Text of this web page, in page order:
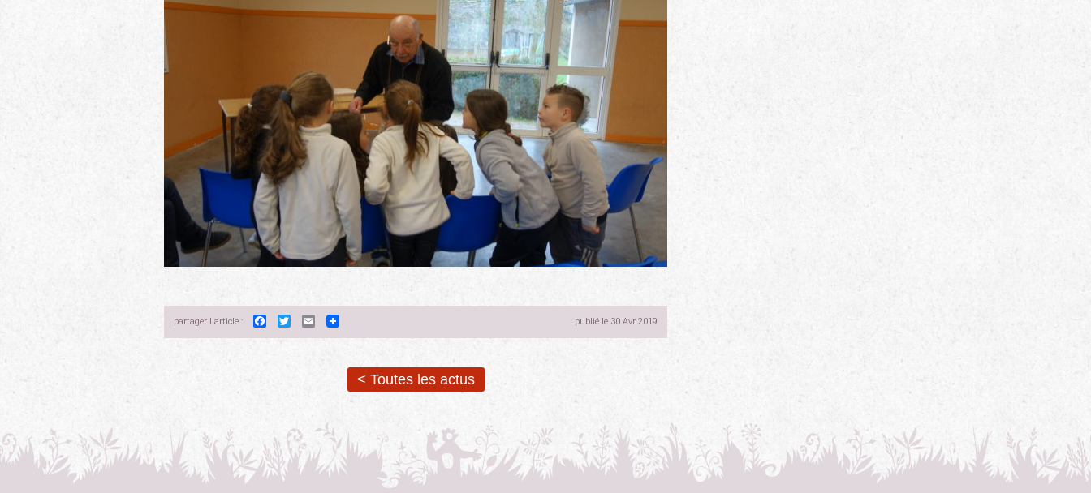
partager l'article : Facebook
TwitterEmail publié le 30 Avr 2019
< Toutes les actus